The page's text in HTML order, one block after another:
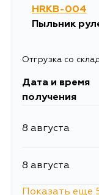
13 августа
HRKB-004
Пыльник
Отгрузка со
Дата и время
получения
8 августа
8 августа
Показать еще